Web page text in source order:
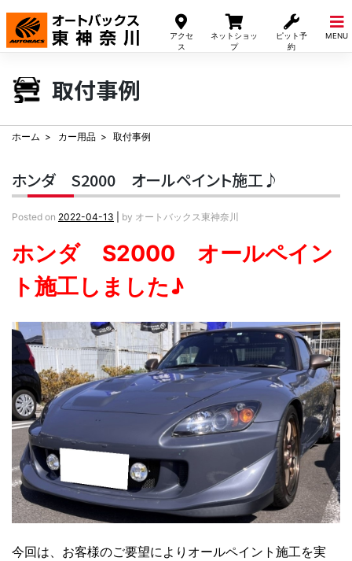
アクセ
ス
ネットショッ
プ
ピット予
約
MENU
Skip
content
取付事例
ホーム カー用品 取付事例
ホンダ S2000 オールペイント施工♪
Posted on 2022-04-13 by オートバックス東神奈川
ホンダ S2000 オールペイン
ト施工しました♪
今回は、お客様のご要望によりオールペイント施工を実